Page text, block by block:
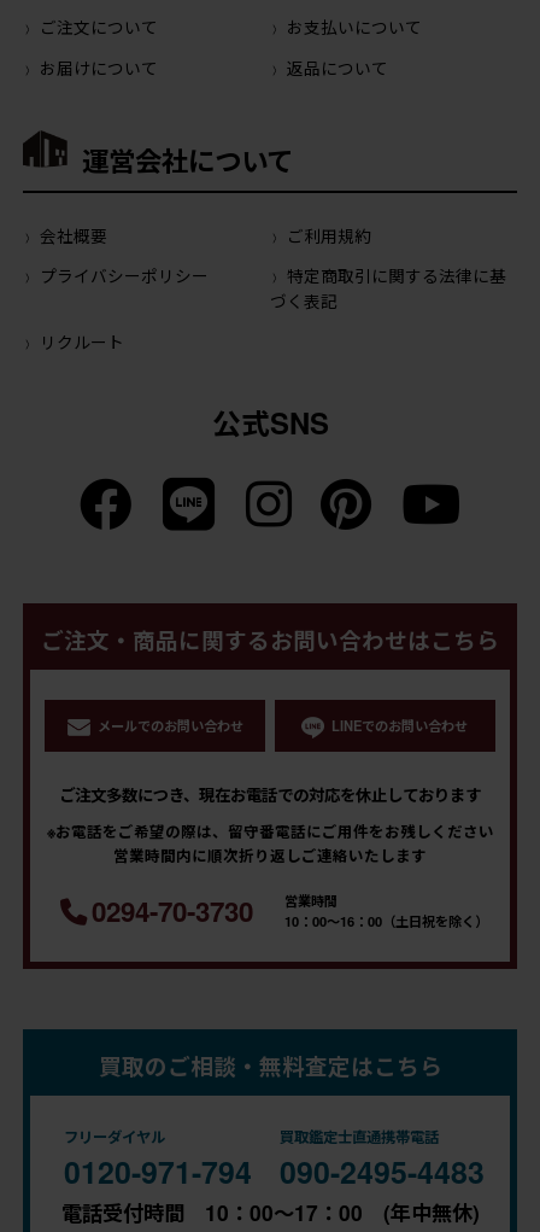
ご注文について
お支払いについて
お届けについて
返品について
運営会社について
会社概要
ご利用規約
プライバシーポリシー
特定商取引に関する法律に基
づく表記
リクルート
公式SNS
ご注文・商品に関するお問い合わせはこちら
メールでのお問い合わせ LINEでのお問い合わせ
ご注文多数につき、現在お電話での対応を休止しております
※お電話をご希望の際は、留守番電話にご用件をお残しください
営業時間内に順次折り返しご連絡いたします
0294-70-3730
営業時間
10：00～16：00（土日祝を除く）
買取のご相談・無料査定はこちら
フリーダイヤル
0120-971-794
買取鑑定士直通携帯電話
090-2495-4483
電話受付時間 10：00～17：00 (年中無休)